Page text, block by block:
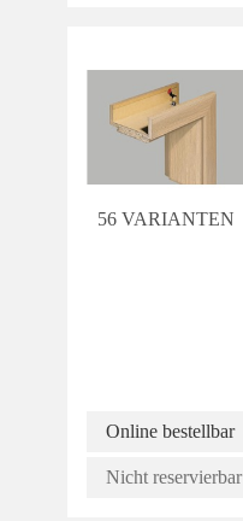
56 VARIANTEN
Online bestellbar
Nicht reservierbar